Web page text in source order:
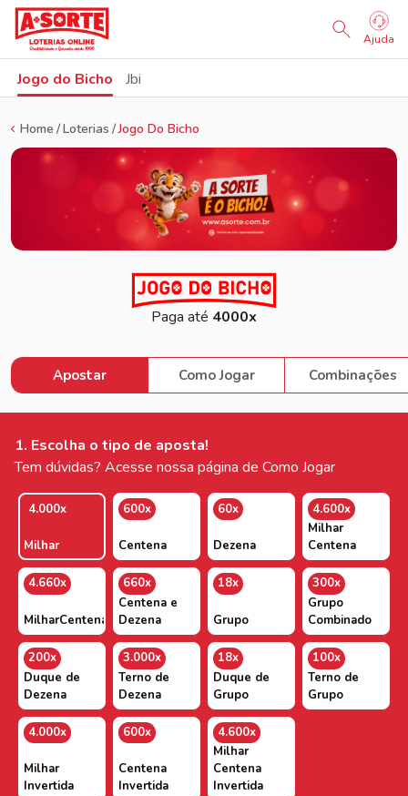
Ajuda
Jogo do Bicho Jbi
Home Loterias Jogo Do Bicho
Paga até 4000x
Apostar Como Jogar Combinações
1. Escolha o tipo de aposta!
Tem dúvidas? Acesse nossa página de Como Jogar
4.000x
Milhar
600x
Centena
60x
Dezena
4.600x
Milhar
Centena
4.660x
MilharCentenaDezena
660x
Centena e
Dezena
18x
Grupo
300x
Grupo
Combinado
200x
Duque de
Dezena
3.000x
Terno de
Dezena
18x
Duque de
Grupo
100x
Terno de
Grupo
4.000x
Milhar
Invertida
600x
Centena
Invertida
4.600x
Milhar
Centena
Invertida